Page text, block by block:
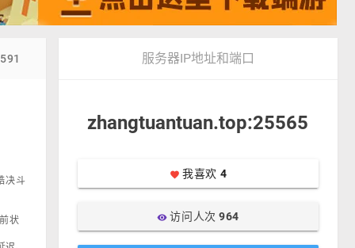
决斗
状
服务器IP地址和端口
zhangtuantuan.top:25565
favorite 我喜欢 4
visibility访问人次964